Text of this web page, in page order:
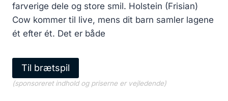
farverige dele og store smil. Holstein (Frisian)
Cow kommer til live, mens dit barn samler lagene
ét efter ét. Det er både
Til brætspil
(sponsoreret indhold og priserne er vejledende)